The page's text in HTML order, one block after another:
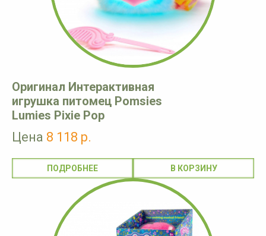
Оригинал Интерактивная
игрушка питомец Pomsies
Lumies Pixie Pop
Цена 8 118 р.
ПОДРОБНЕЕ